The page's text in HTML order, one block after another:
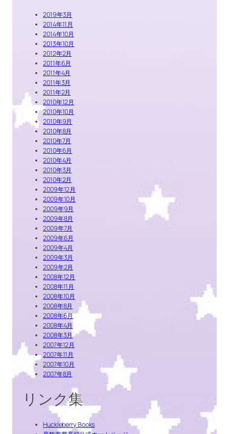
2019年3月
2014年11月
2014年10月
2013年10月
2012年2月
2011年6月
2011年4月
2011年3月
2011年2月
2010年12月
2010年10月
2010年9月
2010年8月
2010年7月
2010年6月
2010年4月
2010年3月
2010年2月
2009年12月
2009年10月
2009年9月
2009年8月
2009年7月
2009年6月
2009年4月
2009年3月
2009年2月
2008年12月
2008年11月
2008年10月
2008年8月
2008年6月
2008年4月
2008年3月
2007年12月
2007年11月
2007年10月
2007年8月
リンク集
Huckleberry Books